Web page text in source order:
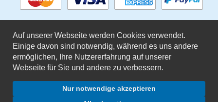
Beförderungsbedingungen
AGB Vertrag widerrufen
Auf unserer Webseite werden Cookies verwendet.
Einige davon sind notwendig, während es uns andere
ermöglichen, Ihre Nutzererfahrung auf unserer
Webseite für Sie und andere zu verbessern.
Nur notwendige akzeptieren